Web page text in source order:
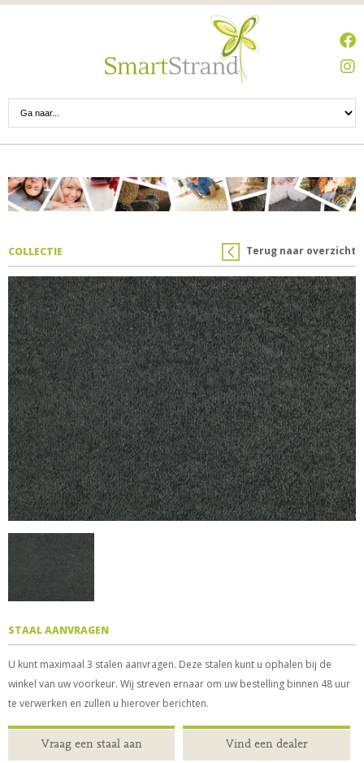
Terug naar overzicht
COLLECTIE
STAAL AANVRAGEN
U kunt maximaal 3 stalen aanvragen. Deze stalen kunt u ophalen bij de
winkel van uw voorkeur. Wij streven ernaar om uw bestelling binnen 48 uur
te verwerken en zullen u hierover berichten.
Vraag een staal aan Vind een dealer